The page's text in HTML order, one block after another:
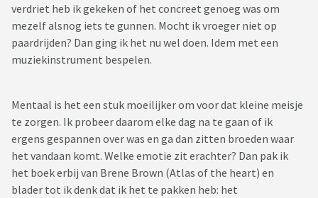
verdriet heb ik gekeken of het concreet genoeg was om
mezelf alsnog iets te gunnen. Mocht ik vroeger niet op
paardrijden? Dan ging ik het nu wel doen. Idem met een
muziekinstrument bespelen.
Mentaal is het een stuk moeilijker om voor dat kleine meisje
te zorgen. Ik probeer daarom elke dag na te gaan of ik
ergens gespannen over was en ga dan zitten broeden waar
het vandaan komt. Welke emotie zit erachter? Dan pak ik
het boek erbij van Brene Brown (Atlas of the heart) en
blader tot ik denk dat ik het te pakken heb: het